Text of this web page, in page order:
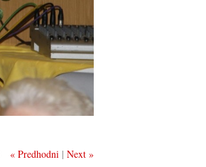
« Predhodni |Next »